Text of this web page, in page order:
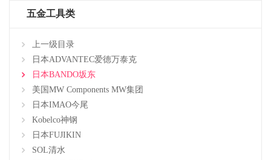
五金工具类
上一级目录
日本ADVANTEC爱德万泰克
日本BANDO坂东
美国MW Components MW集团
日本IMAO今尾
Kobelco神钢
日本FUJIKIN
SOL清水